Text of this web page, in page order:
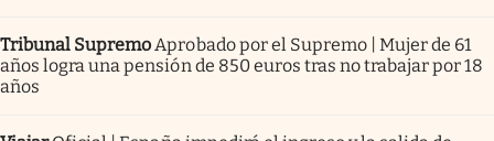
Tribunal Supremo Aprobado por el Supremo | Mujer de 61
años logra una pensión de 850 euros tras no trabajar por 18
años